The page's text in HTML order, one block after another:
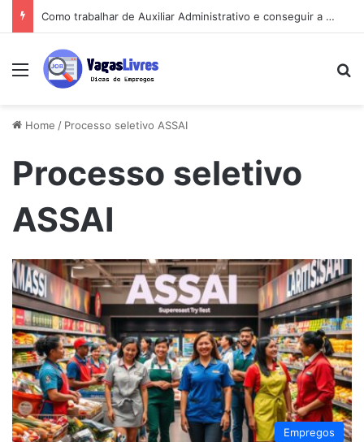
Como trabalhar de Auxiliar Administrativo e conseguir a primeira vaga rápido
Menu
Home / Processo seletivo ASSAI
Processo seletivo
ASSAI
Empregos